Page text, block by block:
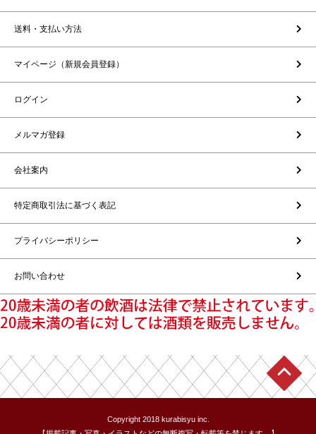
送料・支払い方法
マイページ（新規会員登録）
ログイン
メルマガ登録
会社案内
特定商取引法に基づく表記
プライバシーポリシー
お問い合わせ
Copyright 2018 kurabisyu inc.